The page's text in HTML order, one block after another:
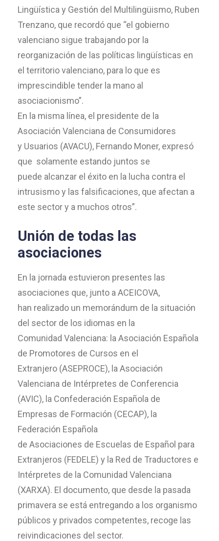
Lingüística y Gestión del Multilingüismo, Ruben
Trenzano, que recordó que “el gobierno
valenciano sigue trabajando por la
reorganización de las políticas lingüísticas en
el territorio valenciano, para lo que es
imprescindible tender la mano al
asociacionismo”.
En la misma línea, el presidente de la
Asociación Valenciana de Consumidores
y Usuarios (AVACU), Fernando Moner, expresó
que solamente estando juntos se
puede alcanzar el éxito en la lucha contra el
intrusismo y las falsificaciones, que afectan a
este sector y a muchos otros”.
Unión de todas las
asociaciones
En la jornada estuvieron presentes las
asociaciones que, junto a ACEICOVA,
han realizado un memorándum de la situación
del sector de los idiomas en la
Comunidad Valenciana: la Asociación Española
de Promotores de Cursos en el
Extranjero (ASEPROCE), la Asociación
Valenciana de Intérpretes de Conferencia
(AVIC), la Confederación Española de
Empresas de Formación (CECAP), la
Federación Española
de Asociaciones de Escuelas de Español para
Extranjeros (FEDELE) y la Red de Traductores e
Intérpretes de la Comunidad Valenciana
(XARXA). El documento, que desde la pasada
primavera se está entregando a los organismo
públicos y privados competentes, recoge las
reivindicaciones del sector.